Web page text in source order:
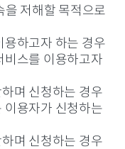
저해할 목적으로
하고자 하는 경우
비스를 이용하고자
며 신청하는 경우
이용자가 신청하는
며 신청하는 경우